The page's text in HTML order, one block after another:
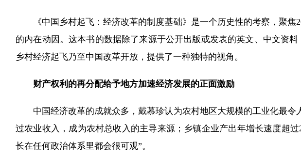
《中国乡村起飞：经济改革的制度基础》是一个历史性的考察，聚焦
的内在动因。这本书的数据除了来源于公开出版或发表的英文、中文资
乡村经济起飞乃至中国改革开放，提供了一种独特的视角。
财产权利的再分配给予地方加速经济发展的正面激励
中国经济改革的成就众多，戴慕珍认为农村地区大规模的工业化最令
过农业收入，成为农村总收入的主导来源；乡镇企业产出年增长速度超
长在任何政治体系里都会很可观”。